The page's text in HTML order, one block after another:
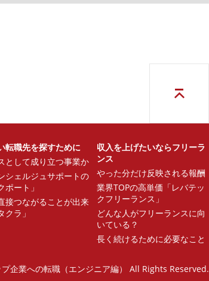
転職先を探すために
として成り立つ事業か
シェルジュサポートの
ポート」
接つながることが出来
クラ」
収入を上げたいならフリーラ
ンス
やった分だけ反映される報酬
業界TOPの高単価「レバテッ
クフリーランス」
どんな人がフリーランスに向
いている？
長く続けるために必要なこと
企業への転職（エンジニア編） All Rights Reserved.